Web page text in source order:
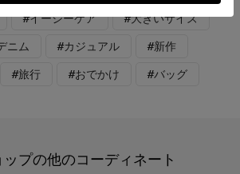
#イージーケア #大きいサイズ
ニム #カジュアル #新作
#旅行 #おでかけ #バッグ
ップの他のコーディネート